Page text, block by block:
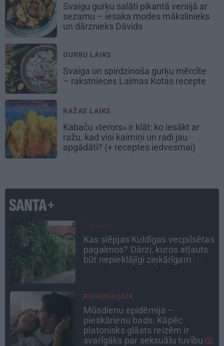
Svaigu gurķu salāti pikantā versijā ar
sezamu – iesaka modes mākslinieks
un dārznieks Dāvids
GURĶU LAIKS
Svaiga un spirdzinoša gurķu mērcīte
– rakstnieces Laimas Kotas recepte
RAŽAS LAIKS
Kabaču «terors» ir klāt: ko iesākt ar
ražu, kad visi kaimiņi un radi jau
apgādāti? (+ receptes iedvesmai)
Stāsts, kas pārspēj kino
scenārijus: Kā Liepājas zēns
Volfs Ruvinskis kļuva par
CEĻOJUMA PLĀNS
Draudzeņu ceļojums bez
drāmām: noderīgi padomi
plānošanai un 16 galamērķu
idejas